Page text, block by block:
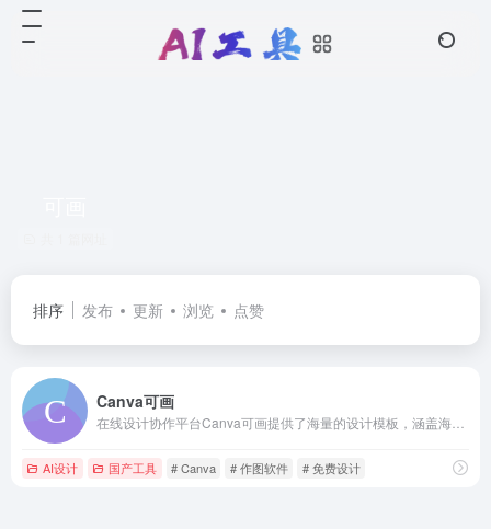
排序 发布 更新 浏览 点赞
Canva可画
AI设计 国产工具 # Canva # 作图软件 # 免费设计